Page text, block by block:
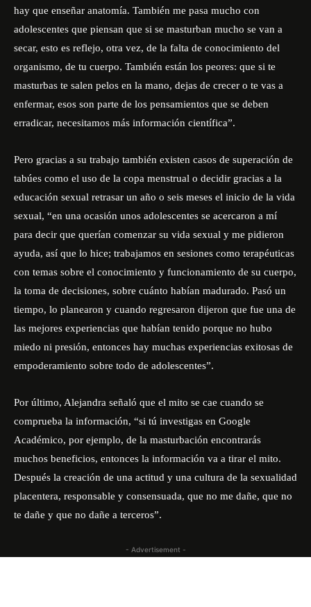
hay que enseñar anatomía. También me pasa mucho con
adolescentes que piensan que si se masturban mucho se van a
secar, esto es reflejo, otra vez, de la falta de conocimiento del
organismo, de tu cuerpo. También están los peores: que si te
masturbas te salen pelos en la mano, dejas de crecer o te vas a
enfermar, esos son parte de los pensamientos que se deben
erradicar, necesitamos más información científica”.
Pero gracias a su trabajo también existen casos de superación de
tabúes como el uso de la copa menstrual o decidir gracias a la
educación sexual retrasar un año o seis meses el inicio de la vida
sexual, “en una ocasión unos adolescentes se acercaron a mí
para decir que querían comenzar su vida sexual y me pidieron
ayuda, así que lo hice; trabajamos en sesiones como terapéuticas
con temas sobre el conocimiento y funcionamiento de su cuerpo,
la toma de decisiones, sobre cuánto habían madurado. Pasó un
tiempo, lo planearon y cuando regresaron dijeron que fue una de
las mejores experiencias que habían tenido porque no hubo
miedo ni presión, entonces hay muchas experiencias exitosas de
empoderamiento sobre todo de adolescentes”.
Por último, Alejandra señaló que el mito se cae cuando se
comprueba la información, “si tú investigas en Google
Académico, por ejemplo, de la masturbación encontrarás
muchos beneficios, entonces la información va a tirar el mito.
Después la creación de una actitud y una cultura de la sexualidad
placentera, responsable y consensuada, que no me dañe, que no
te dañe y que no dañe a terceros”.
- Advertisement -